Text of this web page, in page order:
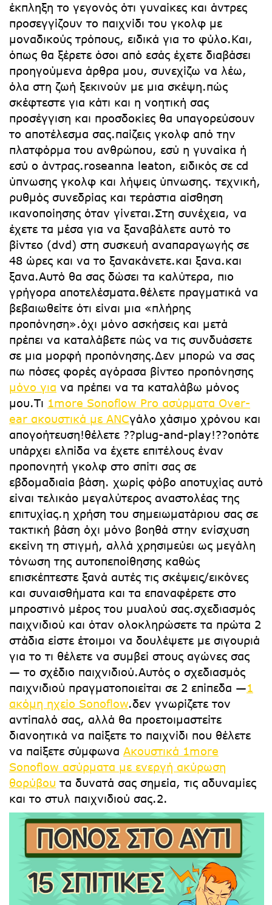
έκπληξη το γεγονός ότι γυναίκες και άντρες
προσεγγίζουν το παιχνίδι του γκολφ με
μοναδικούς τρόπους, ειδικά για το φύλο.Και,
όπως θα ξέρετε όσοι από εσάς έχετε διαβάσει
προηγούμενα άρθρα μου, συνεχίζω να λέω,
όλα στη ζωή ξεκινούν με μια σκέψη.πώς
σκέφτεστε για κάτι και η νοητική σας
προσέγγιση και προσδοκίες θα υπαγορεύσουν
το αποτέλεσμα σας.παίζεις γκολφ από την
πλατφόρμα του ανθρώπου, εσύ η γυναίκα ή
εσύ ο άντρας.roseanna leaton, ειδικός σε cd
ύπνωσης γκολφ και λήψεις ύπνωσης. τεχνική,
ρυθμός συνεδρίας και τεράστια αίσθηση
ικανοποίησης όταν γίνεται.Στη συνέχεια, να
έχετε τα μέσα για να ξαναβάλετε αυτό το
βίντεο (dvd) στη συσκευή αναπαραγωγής σε
48 ώρες και να το ξανακάνετε.και ξανα.και
ξανα.Αυτό θα σας δώσει τα καλύτερα, πιο
γρήγορα αποτελέσματα.θέλετε πραγματικά να
βεβαιωθείτε ότι είναι μια «πλήρης
προπόνηση».όχι μόνο ασκήσεις και μετά
πρέπει να καταλάβετε πώς να τις συνδυάσετε
σε μια μορφή προπόνησης.Δεν μπορώ να σας
πω πόσες φορές αγόρασα βίντεο προπόνησης
μόνο για να πρέπει να τα καταλάβω μόνος
μου.Τι 1more Sonoflow Pro ασύρματα Over-
ear ακουστικά με ANCγάλο χάσιμο χρόνου και
απογοήτευση!θέλετε ??plug-and-play!??οπότε
υπάρχει ελπίδα να έχετε επιτέλους έναν
προπονητή γκολφ στο σπίτι σας σε
εβδομαδιαία βάση. χωρίς φόβο αποτυχίας αυτό
είναι τελικάο μεγαλύτερος αναστολέας της
επιτυχίας.η χρήση του σημειωματάριου σας σε
τακτική βάση όχι μόνο βοηθά στην ενίσχυση
εκείνη τη στιγμή, αλλά χρησιμεύει ως μεγάλη
τόνωση της αυτοπεποίθησης καθώς
επισκέπτεστε ξανά αυτές τις σκέψεις/εικόνες
και συναισθήματα και τα επαναφέρετε στο
μπροστινό μέρος του μυαλού σας.σχεδιασμός
παιχνιδιού και όταν ολοκληρώσετε τα πρώτα 2
στάδια είστε έτοιμοι να δουλέψετε με σιγουριά
για το τι θέλετε να συμβεί στους αγώνες σας
— το σχέδιο παιχνιδιού.Αυτός ο σχεδιασμός
παιχνιδιού πραγματοποιείται σε 2 επίπεδα —1
ακόμη ηχείο Sonoflow.δεν γνωρίζετε τον
αντίπαλό σας, αλλά θα προετοιμαστείτε
διανοητικά να παίξετε το παιχνίδι που θέλετε
να παίξετε σύμφωνα Ακουστικά 1more
Sonoflow ασύρματα με ενεργή ακύρωση
θορύβου τα δυνατά σας σημεία, τις αδυναμίες
και το στυλ παιχνιδιού σας.2.